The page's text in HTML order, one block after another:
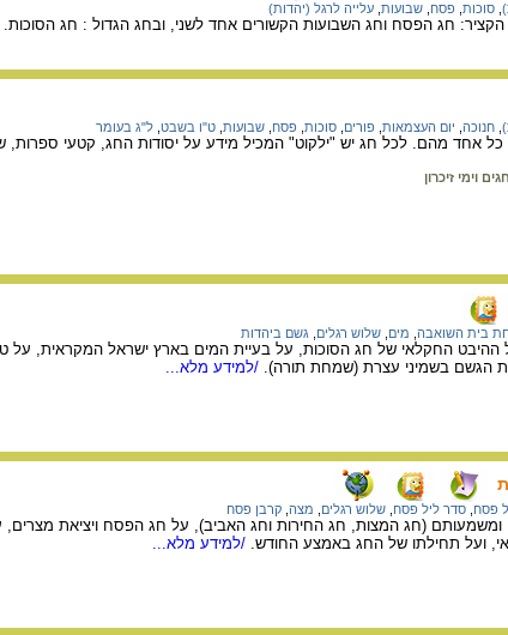
סוכות פסח שבועות עלייה לרגל (יהדות)
חג הפסח וחג השבועות הקשורים אחד לשני, ובחג הגדול : חג
חנוכה יום העצמאות פורים סוכות פסח שבועות ט"ו בשבט ל"ג בעומר
אחד מהם. לכל חג יש "ילקוט" המכיל מידע על יסודות החג, קטעי ספרות,
וימי זיכרון
בית השואבה מים שלוש רגלים גשם ביהדות
ההיבט החקלאי של חג הסוכות, על בעיית המים בארץ ישראל המקראית, על
הגשם בשמיני עצרת (שמחת תורה). /למידע מלא...
פסח סדר ליל פסח שלוש רגלים מצה קרבן פסח
ומשמעותם (חג המצות, חג החירות וחג האביב), על חג הפסח ויציאת
ועל תחילתו של החג באמצע החודש. /למידע מלא...